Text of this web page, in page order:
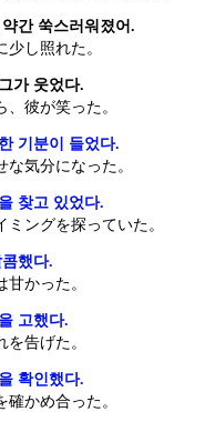
간 쑥스러워졌어.
少し照れた。
가 웃었다.
、彼が笑った。
기분이 들었다.
な気分になった。
찾고 있었다.
ミングを探っていた。
했다.
甘かった。
고했다.
を告げた。
확인했다.
確かめ合った。